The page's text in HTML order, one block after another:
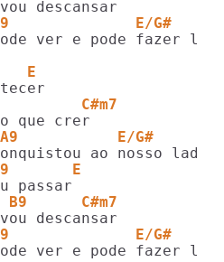
E/G#
ver e pode fazer
E
C#m7
E/G#
E
B9      C#m7
E/G#
ver e pode fazer